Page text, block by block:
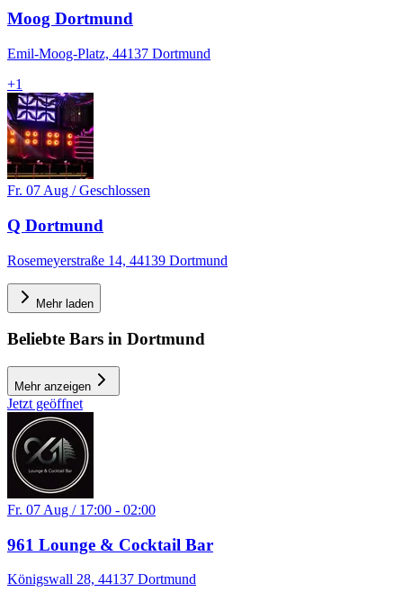
Moog Dortmund
Emil-Moog-Platz, 44137 Dortmund
+1
Fr. 07 Aug / Geschlossen
Q Dortmund
Rosemeyerstraße 14, 44139 Dortmund
Mehr laden
Beliebte Bars in Dortmund
Mehr anzeigen
Jetzt geöffnet
Fr. 07 Aug / 17:00 - 02:00
961 Lounge & Cocktail Bar
Königswall 28, 44137 Dortmund